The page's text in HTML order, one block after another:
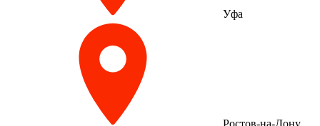
Уфа
Ростов-на-Дону